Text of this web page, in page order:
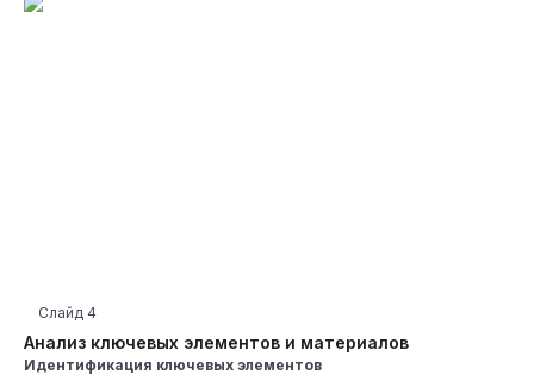
Анализ ключевых элементов и материалов
Слайд 4
Идентификация ключевых элементов